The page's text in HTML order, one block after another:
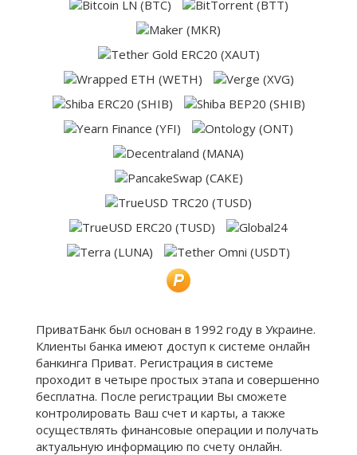
ПриватБанк был основан в 1992 году в Украине.
Клиенты банка имеют доступ к системе онлайн
банкинга Приват. Регистрация в системе
проходит в четыре простых этапа и совершенно
бесплатна. После регистрации Вы сможете
контролировать Ваш счет и карты, а также
осуществлять финансовые операции и получать
актуальную информацию по счету онлайн.